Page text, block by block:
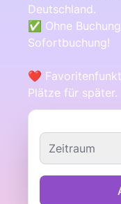
Zeitraum
Deutschland.
✅ Ohne
Sofortbuchung!
❤️
Plätze für später.